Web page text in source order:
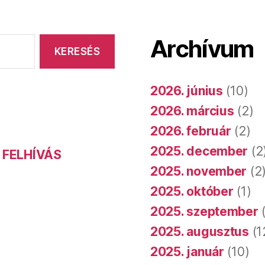
Archívum
2026. június (10)
2026. március (2)
2026. február (2)
2025. december
2025. november (2)
2025. október (1)
2025. szeptember
2025. augusztus
2025. január (10)